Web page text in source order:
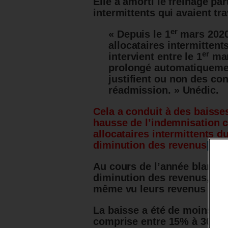
intermittents qui avaient
« Depuis le 1ermars
allocataires
intervient entre le 1er
prolongé
justifient ou non des
réadmission. » Unédic.
Cela a conduit à des
hausse de l’indemnisation
allocataires intermittents
diminution des revenus
Au cours de l’année
diminution des revenus,
même vu leurs revenus
La baisse a été de moins
comprise entre 15% à 30%